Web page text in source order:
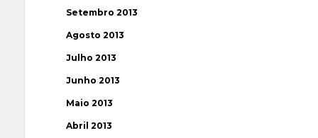
Setembro 2013
Agosto 2013
Julho 2013
Junho 2013
Maio 2013
Abril 2013